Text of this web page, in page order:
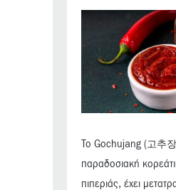
Το Gochujang (고추
παραδοσιακή
πιπεριάς, έχει